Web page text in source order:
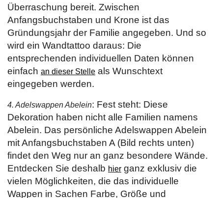
Überraschung bereit. Zwischen
Anfangsbuchstaben und Krone ist das
Gründungsjahr der Familie angegeben. Und so
wird ein Wandtattoo daraus: Die
entsprechenden individuellen Daten können
einfach an dieser Stelle als Wunschtext
eingegeben werden.
4. Adelswappen Abelein: Fest steht: Diese
Dekoration haben nicht alle Familien namens
Abelein. Das persönliche Adelswappen Abelein
mit Anfangsbuchstaben A (Bild rechts unten)
findet den Weg nur an ganz besondere Wände.
Entdecken Sie deshalb hier ganz exklusiv die
vielen Möglichkeiten, die das individuelle
Wappen in Sachen Farbe, Größe und